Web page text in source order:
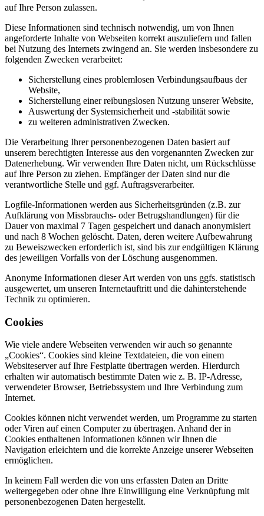
auf Ihre Person zulassen.
Diese Informationen sind technisch notwendig, um von Ihnen
angeforderte Inhalte von Webseiten korrekt auszuliefern und fallen
bei Nutzung des Internets zwingend an. Sie werden insbesondere zu
folgenden Zwecken verarbeitet:
Sicherstellung eines problemlosen Verbindungsaufbaus der
Website,
Sicherstellung einer reibungslosen Nutzung unserer Website,
Auswertung der Systemsicherheit und -stabilität sowie
zu weiteren administrativen Zwecken.
Die Verarbeitung Ihrer personenbezogenen Daten basiert auf
unserem berechtigten Interesse aus den vorgenannten Zwecken zur
Datenerhebung. Wir verwenden Ihre Daten nicht, um Rückschlüsse
auf Ihre Person zu ziehen. Empfänger der Daten sind nur die
verantwortliche Stelle und ggf. Auftragsverarbeiter.
Logfile-Informationen werden aus Sicherheitsgründen (z.B. zur
Aufklärung von Missbrauchs- oder Betrugshandlungen) für die
Dauer von maximal 7 Tagen gespeichert und danach anonymisiert
und nach 8 Wochen gelöscht. Daten, deren weitere Aufbewahrung
zu Beweiszwecken erforderlich ist, sind bis zur endgültigen Klärung
des jeweiligen Vorfalls von der Löschung ausgenommen.
Anonyme Informationen dieser Art werden von uns ggfs. statistisch
ausgewertet, um unseren Internetauftritt und die dahinterstehende
Technik zu optimieren.
Cookies
Wie viele andere Webseiten verwenden wir auch so genannte
„Cookies“. Cookies sind kleine Textdateien, die von einem
Websiteserver auf Ihre Festplatte übertragen werden. Hierdurch
erhalten wir automatisch bestimmte Daten wie z. B. IP-Adresse,
verwendeter Browser, Betriebssystem und Ihre Verbindung zum
Internet.
Cookies können nicht verwendet werden, um Programme zu starten
oder Viren auf einen Computer zu übertragen. Anhand der in
Cookies enthaltenen Informationen können wir Ihnen die
Navigation erleichtern und die korrekte Anzeige unserer Webseiten
ermöglichen.
In keinem Fall werden die von uns erfassten Daten an Dritte
weitergegeben oder ohne Ihre Einwilligung eine Verknüpfung mit
personenbezogenen Daten hergestellt.